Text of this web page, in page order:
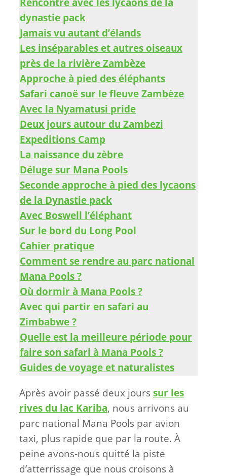
dynastie pack
Jamais vu autant d’élands
Les inséparables et autres oiseaux
près de la rivière Zambèze
Approche à pied des éléphants
Safari canoë sur le fleuve Zambèze
Avec la Nyamatusi pride
Deux jours autour du Zambezi
Expeditions Camp
La naissance du zèbre
Déluge sur Mana Pools
Seconde approche à pied des lycaons
de la Dynastie pack
Avec Boswell l’éléphant
Sur le bord du Long Pool
Cahier pratique
Comment se rendre au parc national
Mana Pools ?
Où dormir à Mana Pools ?
Avec qui partir en safari au
Zimbabwe ?
Quelle est la meilleure période pour
faire son safari à Mana Pools ?
Guides de voyage et naturalistes
Après avoir passé deux jourssur les
rives du lac Kariba, nous arrivons au
parc national Mana Pools par avion
taxi, plus rapide que par la route. À
peine avons-nous quitté la piste
d’atterrissage que nous croisons à